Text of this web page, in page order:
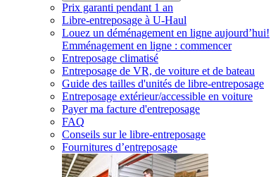
Prix garanti pendant 1 an
Libre-entreposage à U-Haul
Louez un déménagement en ligne aujourd’hui!
Emménagement en ligne : commencer
Entreposage climatisé
Entreposage de VR, de voiture et de bateau
Guide des tailles d'unités de libre-entreposage
Entreposage extérieur/accessible en voiture
Payer ma facture d'entreposage
FAQ
Conseils sur le libre-entreposage
Fournitures d’entreposage